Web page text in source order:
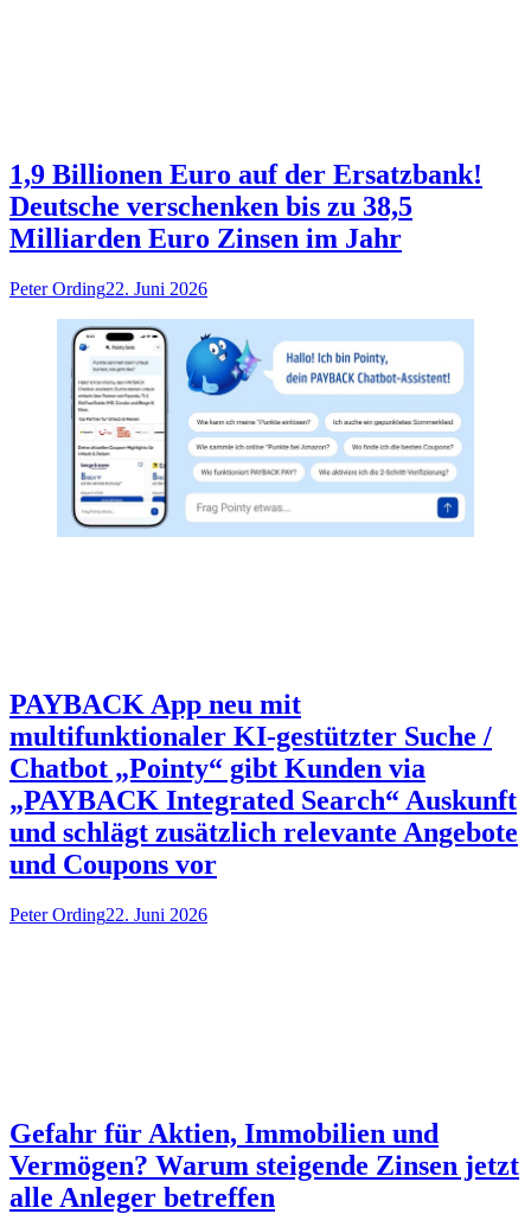
1,9 Billionen Euro auf der Ersatzbank!
Deutsche verschenken bis zu 38,5
Milliarden Euro Zinsen im Jahr
Peter Ording22. Juni 2026
PAYBACK App neu mit
multifunktionaler KI-gestützter Suche /
Chatbot „Pointy“ gibt Kunden via
„PAYBACK Integrated Search“ Auskunft
und schlägt zusätzlich relevante Angebote
und Coupons vor
Peter Ording22. Juni 2026
Gefahr für Aktien, Immobilien und
Vermögen? Warum steigende Zinsen jetzt
alle Anleger betreffen